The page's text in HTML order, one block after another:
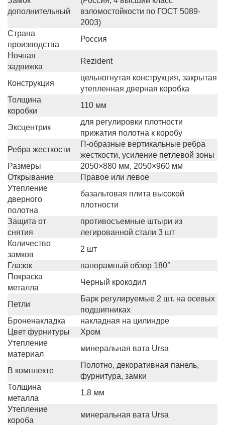
дополнительный
взломостойкости по ГОСТ 5089-
2003)
Страна
производства
Россия
Ночная
задвижка
Rezident
Конструкция
цельногнутая конструкция, закрытая
утепленная дверная коробка
Толщина
коробки
110 мм
Эксцентрик
для регулировки плотности
прижатия полотна к коробу
Ребра жесткости
П-образные вертикальные ребра
жесткости, усиление петлевой зоны
Размеры
2050×880 мм, 2050×960 мм
Открывание
Правое или левое
Утепление
дверного
полотна
базальтовая плита высокой
плотности
Защита от
снятия
противосъемные штыри из
легированной стали 3 шт
Количество
замков
2 шт
Глазок
панорамный обзор 180°
Покраска
металла
Черный крокодил
Петли
Барк регулируемые 2 шт. на осевых
подшипниках
Броненакладка
накладная на цилиндре
Цвет фурнитуры
Хром
Утепление
материал
минеральная вата Ursa
В комплекте
Полотно, декоративная панель,
фурнитура, замки
Толщина
металла
1,8 мм
Утепление
короба
минеральная вата Ursa